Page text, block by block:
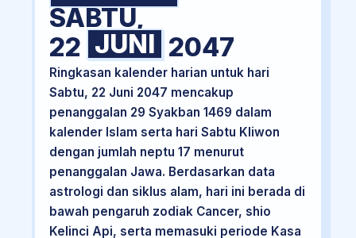
SABTU,
22 JUNI 2047
Ringkasan kalender harian untuk hari
Sabtu, 22 Juni 2047 mencakup
penanggalan 29 Syakban 1469 dalam
kalender Islam serta hari Sabtu Kliwon
dengan jumlah neptu 17 menurut
penanggalan Jawa. Berdasarkan data
astrologi dan siklus alam, hari ini berada di
bawah pengaruh zodiak Cancer, shio
Kelinci Api, serta memasuki periode Kasa